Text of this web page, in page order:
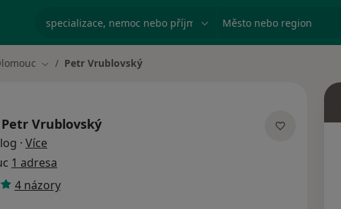
specializace, nemoc nebo příjmení Město nebo region
Změna města
Petr Vrublovský
Petr Vrublovský
· Více
1 adresa
4 názory